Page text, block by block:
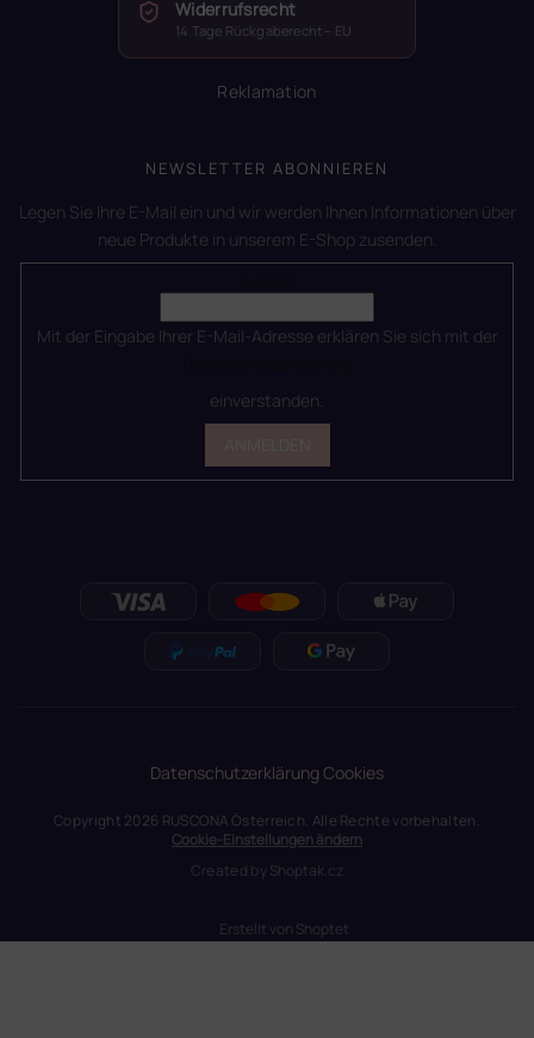
Widerrufsrecht
14 Tage Rückgaberecht – EU
Reklamation
NEWSLETTER ABONNIEREN
Legen Sie Ihre E-Mail ein und wir werden Ihnen Informationen über
neue Produkte in unserem E-Shop zusenden.
Mit der Eingabe Ihrer E-Mail-Adresse erklären Sie sich mit der
einverstanden.
DatenschutzerklärungCookies
Erstellt von Shoptet
Copyright 2026 RUSCONA Österreich. Alle Rechte vorbehalten.
Cookie-Einstellungen ändern
Created byShoptak.cz